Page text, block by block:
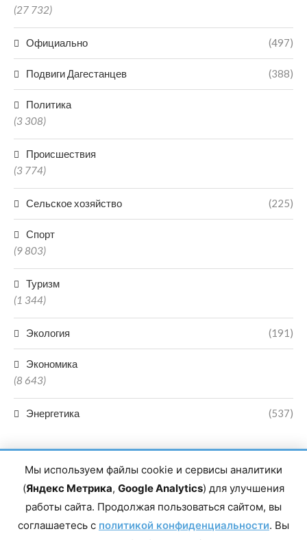
(27 732)
Официально (497)
Подвиги Дагестанцев (388)
Политика
(3 308)
Происшествия
(3 774)
Сельское хозяйство (225)
Спорт
(9 803)
Туризм
(1 344)
Экология (191)
Экономика
(8 643)
Энергетика (537)
Главный редактор сетевого издания Магомаев Тимур Нухович.
Контакты редакции: 8(988)-292-94-34 Почта: vestiskfo@gmail.com По
Мы используем файлы cookie и сервисы аналитики
(Яндекс Метрика, Google Analytics) для улучшения
работы сайта. Продолжая пользоваться сайтом, вы
соглашаетесь с политикой конфиденциальности. Вы